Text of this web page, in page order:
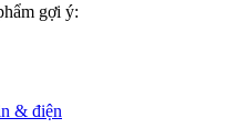
gợi ý:
& điện